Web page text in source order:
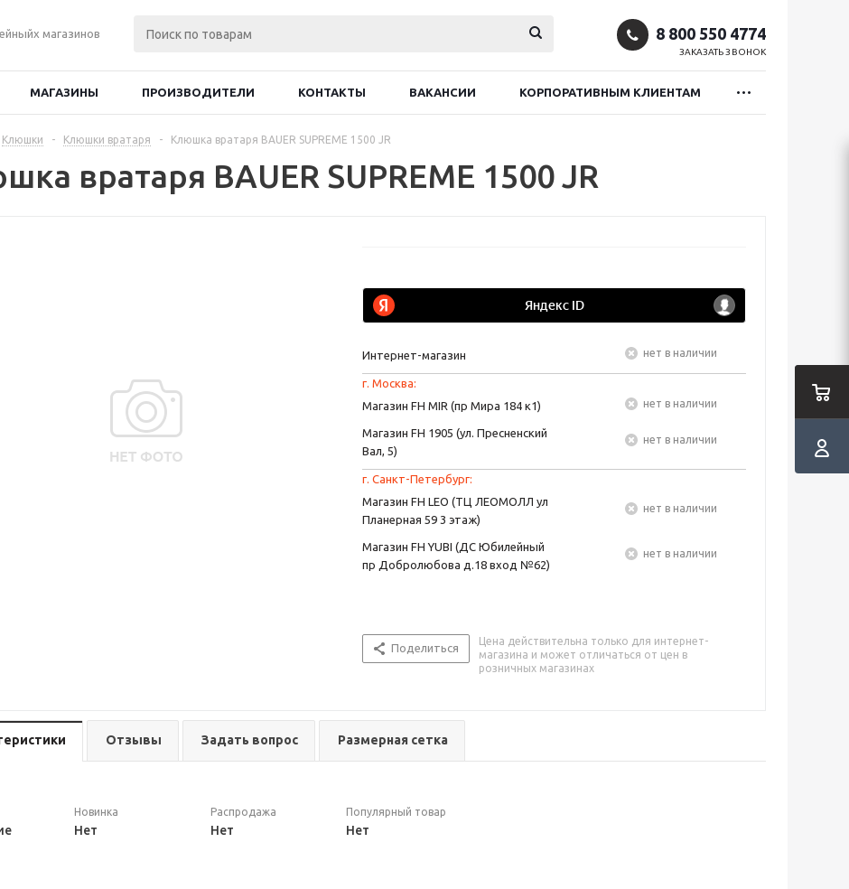
магазинов 8 800 550 4774
ЗАКАЗАТЬ ЗВОНОК
МАГАЗИНЫ ПРОИЗВОДИТЕЛИ КОНТАКТЫ ВАКАНСИИ КОРПОРАТИВНЫМ КЛИЕНТАМ
Клюшки - Клюшки вратаря - Клюшка вратаря BAUER SUPREME 1500 JR
вратаря BAUER SUPREME 1500 JR
Интернет-магазин Нет в наличии
г. Москва:
Магазин FH MIR (пр Мира 184 к1)
Нет в наличии
Магазин FH 1905 (ул. Пресненский
Вал, 5)
Нет в наличии
г. Санкт-Петербург:
Магазин FH LEO (ТЦ ЛЕОМОЛЛ ул
Планерная 59 3 этаж)
Нет в наличии
Магазин FH YUBI (ДС Юбилейный
пр Добролюбова д.18 вход №62)
Нет в наличии
Поделиться
Цена действительна только для интернет-
магазина и может отличаться от цен в
розничных магазинах
Отзывы Задать вопрос Размерная сетка
Новинка
Нет
Распродажа
Нет
Популярный товар
Нет